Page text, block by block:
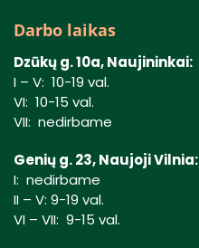
Darbo laikas
Dzūkų g. 10a, Naujininkai:
I – V: 10-19 val.
VI: 10-15 val.
VII: nedirbame
Genių g. 23, Naujoji Vilnia:
I: nedirbame
II – V: 9-19 val.
VI – VII: 9-15 val.